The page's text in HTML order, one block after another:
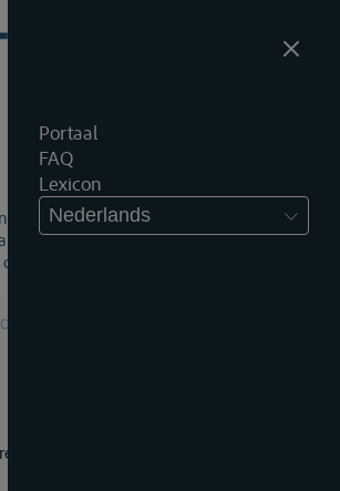
Portaal
FAQ
Lexicon
Nederlandsis een unieke wereld. Dat
een specifiek vakjargon gebruikt wordt.
een aantal broodnodige termen onder
voor uw zoekopdracht.